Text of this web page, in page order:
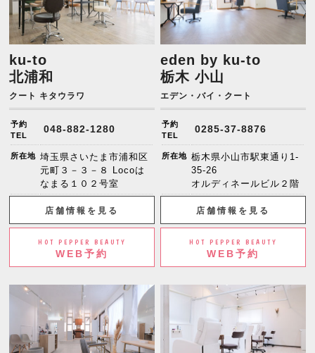
ku-to
北浦和
クート キタウラワ
予約
TEL
048-882-1280
所在地 埼玉県さいたま市浦和区
元町３－３－８ Locoは
なまる１０２号室
店舗情報を見る
HOT PEPPER BEAUTY
WEB予約
eden by ku-to
栃木 小山
エデン・バイ・クート
予約
TEL
0285-37-8876
所在地 栃木県小山市駅東通り1-
35-26
オルディネールビル２階
店舗情報を見る
HOT PEPPER BEAUTY
WEB予約